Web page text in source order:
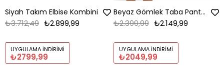
Siyah Takım Elbise Kombini
₺2.899,99
₺3.712,49
UYGULAMA İNDIRIMI
₺2799,99
Beyaz Gömlek Taba Pantolon Kombin
₺2.149,99
₺2.399,99
UYGULAMA İNDIRIMI
₺2049,99